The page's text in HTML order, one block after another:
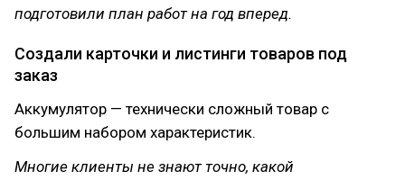
подготовили план работ на год вперед.
Создали карточки и листинги товаров под
заказ
Аккумулятор — технически сложный товар с
большим набором характеристик.
Многие клиенты не знают точно, какой